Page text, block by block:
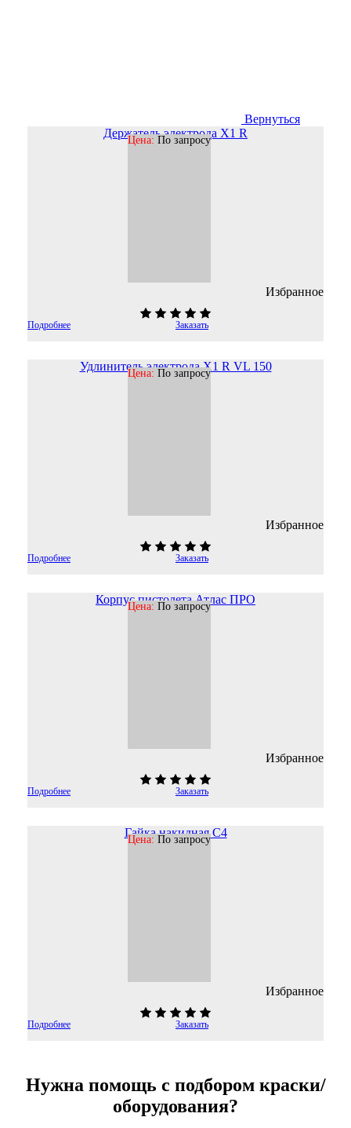
Вернуться
Держатель электрода X1 R
Избранное
Цена: По запросу
Подробнее Заказать
Удлинитель электрода X1 R VL 150
Избранное
Цена: По запросу
Подробнее Заказать
Корпус пистолета Атлас ПРО
Избранное
Цена: По запросу
Подробнее Заказать
Гайка накидная C4
Избранное
Цена: По запросу
Подробнее Заказать
Нужна помощь с подбором краски/
оборудования?